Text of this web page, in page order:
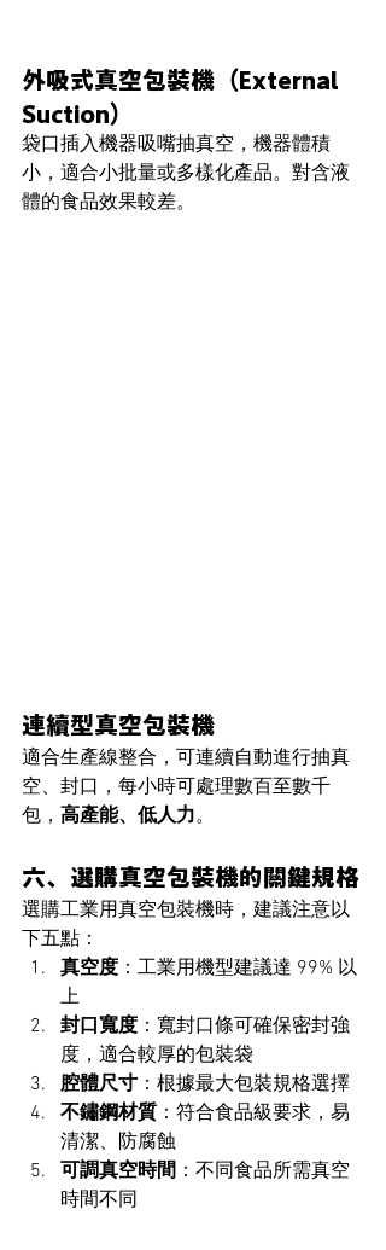
外吸式真空包裝機（External
Suction）
袋口插入機器吸嘴抽真空，機器體積
小，適合小批量或多樣化產品。對含液
體的食品效果較差。
連續型真空包裝機
適合生產線整合，可連續自動進行抽真
空、封口，每小時可處理數百至數千
包， 高產能、低人力。
六、選購真空包裝機的關鍵規格
選購工業用真空包裝機時，建議注意以
下五點：
真空度 ：工業用機型建議達 99% 以
上
封口寬度 ：寬封口條可確保密封強
度，適合較厚的包裝袋
腔體尺寸 ：根據最大包裝規格選擇
不鏽鋼材質 ：符合食品級要求，易
清潔、防腐蝕
可調真空時間 ：不同食品所需真空
時間不同